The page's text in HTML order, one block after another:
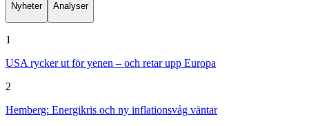
Nyheter Analyser
1
USA rycker ut för yenen – och retar upp Europa
2
Hemberg: Energikris och ny inflationsvåg väntar